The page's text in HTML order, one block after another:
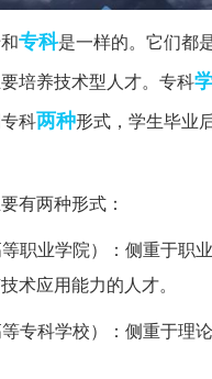
专科是一样的。它们都
培养技术型人才。专科
科两种形式，学生毕业
有两种形式：
职业学院）：侧重于职
术应用能力的人才。
专科学校）：侧重于理